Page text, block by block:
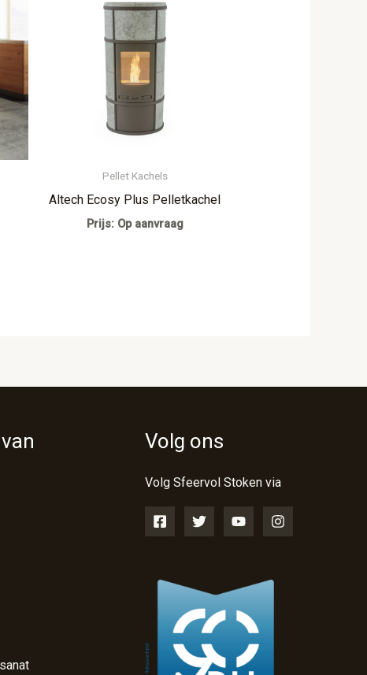
Pellet Kachels
Altech Ecosy Plus Pelletkachel
Prijs: Op aanvraag
Volg ons
Volg Sfeervol Stoken via